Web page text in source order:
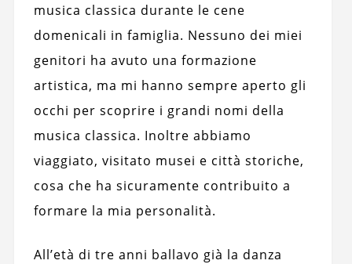
musica classica durante le cene
domenicali in famiglia. Nessuno dei miei
genitori ha avuto una formazione
artistica, ma mi hanno sempre aperto gli
occhi per scoprire i grandi nomi della
musica classica. Inoltre abbiamo
viaggiato, visitato musei e città storiche,
cosa che ha sicuramente contribuito a
formare la mia personalità.
All’età di tre anni ballavo già la danza